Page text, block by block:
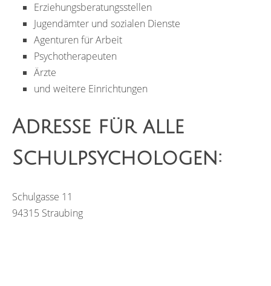
Erziehungsberatungsstellen
Jugendämter und sozialen Dienste
Agenturen für Arbeit
Psychotherapeuten
Ärzte
und weitere Einrichtungen
Adresse für alle
Schulpsychologen:
Schulgasse 11
94315 Straubing